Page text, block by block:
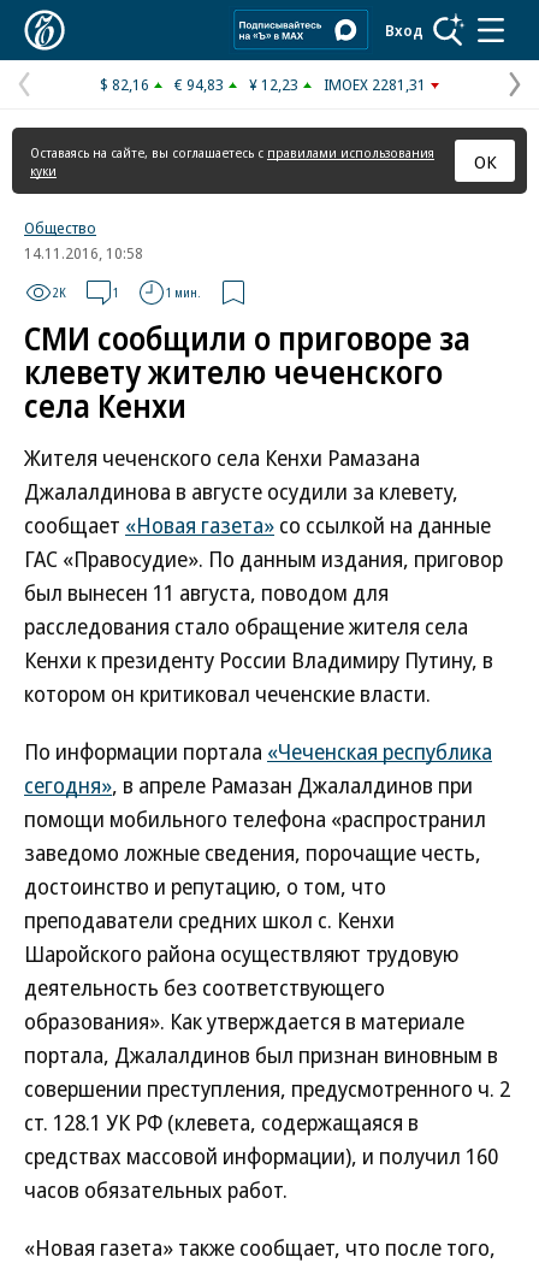
Вход
Предыдущая
страница
$ 82,16 € 94,83 ¥ 12,23 IMOEX 2281,31
Оставаясь на сайте, вы соглашаетесь с правилами использования
куки
ОК
Общество
14.11.2016, 10:58
2K 1 1 мин.
СМИ сообщили о приговоре за
клевету жителю чеченского
села Кенхи
Жителя чеченского села Кенхи Рамазана
Джалалдинова в августе осудили за клевету,
сообщает «Новая газета» со ссылкой на данные
ГАС «Правосудие». По данным издания, приговор
был вынесен 11 августа, поводом для
расследования стало обращение жителя села
Кенхи к президенту России Владимиру Путину, в
котором он критиковал чеченские власти.
По информации портала «Чеченская республика
сегодня», в апреле Рамазан Джалалдинов при
помощи мобильного телефона «распространил
заведомо ложные сведения, порочащие честь,
достоинство и репутацию, о том, что
преподаватели средних школ с. Кенхи
Шаройского района осуществляют трудовую
деятельность без соответствующего
образования». Как утверждается в материале
портала, Джалалдинов был признан виновным в
совершении преступления, предусмотренного ч. 2
ст. 128.1 УК РФ (клевета, содержащаяся в
средствах массовой информации), и получил 160
часов обязательных работ.
«Новая газета» также сообщает, что после того,